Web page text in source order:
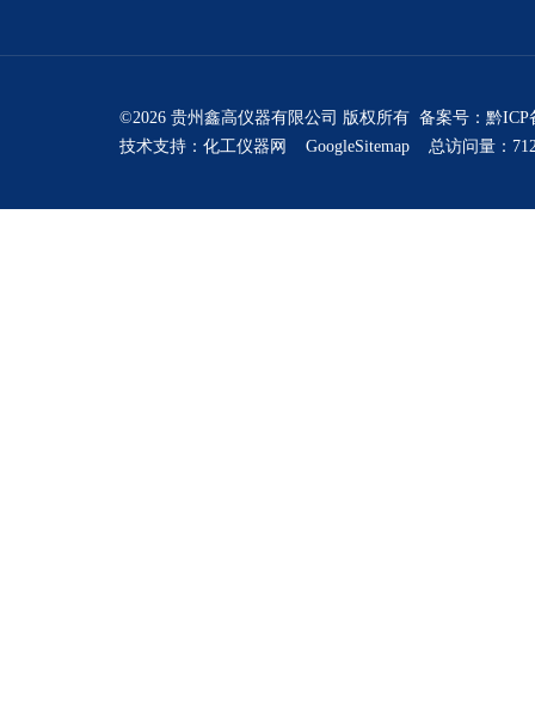
©2026 贵州鑫高仪器有限公司 版权所有 备案号： 黔ICP
技术支持： 化工仪器网 GoogleSitemap 总访问量：